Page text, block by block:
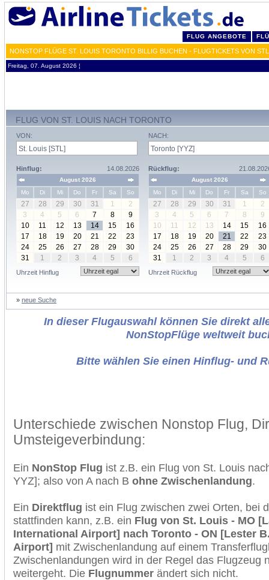
FLUG ANGEBOTE
NONSTOP FLÜGE ST. LOUIS TORONTO BILLIG BUCHEN - FLUGTICKETS VON
Freitag, 07. August 2026 ¦
FLUG VON ST. LOUIS NACH TORONTO
VON:
Hinflug: 14.08.2026
August 2026
Mo
Di Mi Do Fr Sa So
27 28 29 30 31 1
2
3
4 5 6 7 8
9
10
11 12 13 14 15
16
17
18 19 20 21 22
23
24
25 26 27 28 29
30
31
1 2 3 4 5 6
Uhrzeit Hinflug
NACH:
Rückflug:
August 2026
Mo
Di Mi Do Fr Sa So
27 28 29 30 31 1
2
3
4 5 6 7 8
9
10
11 12 13 14 15
16
17
18 19 20 21 22
23
24
25 26 27 28 29
30
31
1 2 3 4 5 6
Uhrzeit Rückflug
» neue Suche
In dieser Flugauswahl können Sie direkt
NonStopFlüge weltweit
Bitte wählen Sie einen Hinflug- und
Unterschiede zwischen Nonstop Flug,
Umsteigeverbindung:
Ein NonStop Flug ist z.B. ein Flug von St. Louis
YYZ]; also von A nach B ohne Zwischenlandung.
Ein Direktflug ist ein Flug zwischen zwei Orten, bei
stattfinden kann, z.B. ein Flug von St. Louis - MO
International Airport] nach Toronto - ON [Lester
Airport] mit Zwischenlandung auf einem
Zwischenlandungen wird in der Regel das Flugzeug
weitergeht. Die Flugnummer ändert sich nicht.